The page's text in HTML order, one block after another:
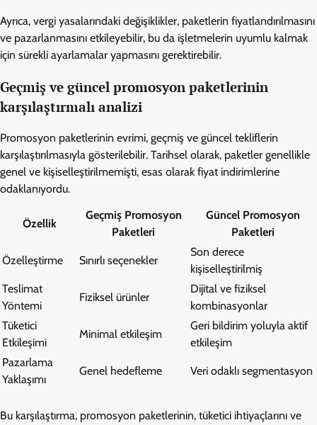
Ayrıca, vergi yasalarındaki değişiklikler, paketlerin fiyatlandırılmasını
ve pazarlanmasını etkileyebilir, bu da işletmelerin uyumlu kalmak
için sürekli ayarlamalar yapmasını gerektirebilir.
Geçmiş ve güncel promosyon paketlerinin
karşılaştırmalı analizi
Promosyon paketlerinin evrimi, geçmiş ve güncel tekliflerin
karşılaştırılmasıyla gösterilebilir. Tarihsel olarak, paketler genellikle
genel ve kişiselleştirilmemişti, esas olarak fiyat indirimlerine
odaklanıyordu.
Özellik
Geçmiş Promosyon
Paketleri
Güncel Promosyon
Paketleri
Özelleştirme Sınırlı seçenekler
Son derece
kişiselleştirilmiş
Teslimat
Yöntemi
Fiziksel ürünler
Dijital ve fiziksel
kombinasyonlar
Tüketici
Etkileşimi
Minimal etkileşim
Geri bildirim yoluyla aktif
etkileşim
Pazarlama
Yaklaşımı
Genel hedefleme Veri odaklı segmentasyon
Bu karşılaştırma, promosyon paketlerinin, tüketici ihtiyaçlarını ve